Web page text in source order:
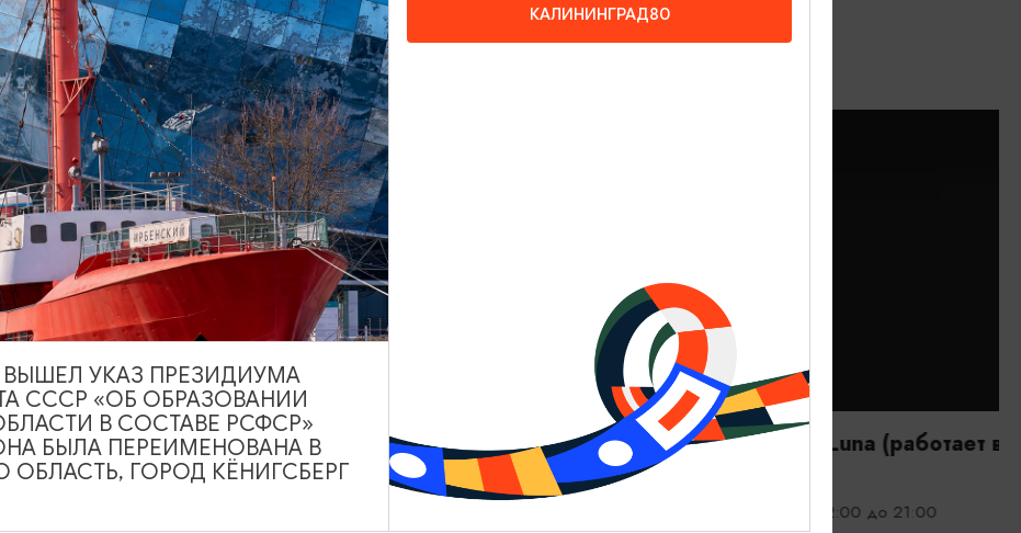
РЕСТОРАНЫ
Ресторан «Кочар»
Ежедневно с 10:00 до 23:00
РЕСТОРАНЫ
Ла Луна/La Luna (работает в летний
период)
КАЛИНИНГРАД80
ВЫШЕЛ УКАЗ ПРЕЗИДИУМА
СССР «ОБ ОБРАЗОВАНИИ
В СОСТАВЕ РСФСР»
БЫЛА ПЕРЕИМЕНОВАНА В
ГОРОД КЁНИГСБЕРГ